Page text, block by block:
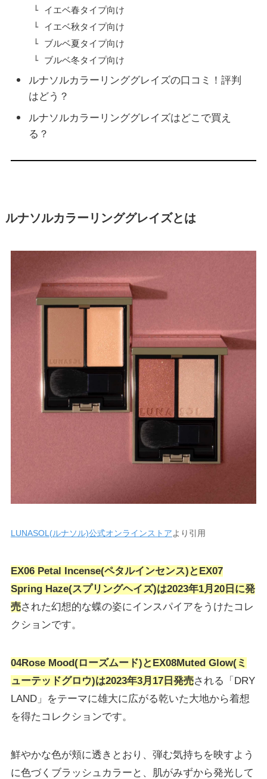
イエベ春タイプ向け
イエベ秋タイプ向け
ブルベ夏タイプ向け
ブルベ冬タイプ向け
ルナソルカラーリンググレイズの口コミ！評判
はどう？
ルナソルカラーリンググレイズはどこで買え
る？
ルナソルカラーリンググレイズとは
LUNASOL(ルナソル)公式オンラインストア より引用
EX06 Petal Incense(ペタルインセンス)とEX07
Spring Haze(スプリングヘイズ)は2023年1月20日に発
売された幻想的な蝶の姿にインスパイアをうけたコレ
クションです。
04Rose Mood(ローズムード)とEX08Muted Glow(ミ
ューテッドグロウ)は2023年3月17日発売される「DRY
LAND」をテーマに雄大に広がる乾いた大地から着想
を得たコレクションです。
鮮やかな色が頬に透きとおり、弾む気持ちを映すよう
に色づくブラッシュカラーと、肌がみずから発光して